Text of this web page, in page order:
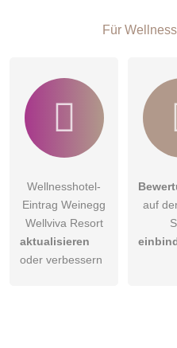
Für
Wellnesshotel-
Eintrag Weinegg
Wellviva Resort
aktualisieren
oder verbessern
auf